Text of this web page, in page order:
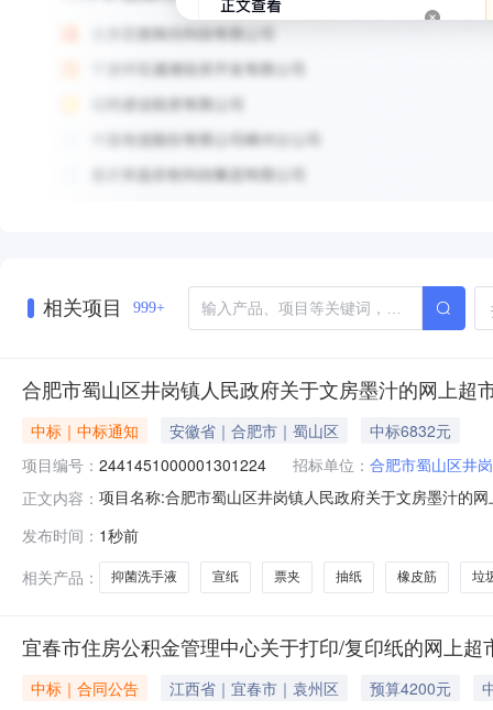
相关项目 999+
合肥市蜀山区井岗镇人民政府关于文房墨汁的网上超
中标｜中标通知 安徽省｜合肥市｜蜀山区
中标6832元
项目编号： 2441451000001301224 招标单位： 合肥市蜀山区井
正文内容： 项目名称:合肥市蜀山区井岗镇人民政府关于文房墨汁的
山区井岗镇人民政府采购单位地址:/三、成交信息交易
发布时间： 1秒前
相关产品：
抑菌洗手液 宣纸 票夹 抽纸 橡皮筋 垃
宜春市住房公积金管理中心关于打印/复印纸的网上
中标｜合同公告 江西省｜宜春市｜袁州区 预算4200元